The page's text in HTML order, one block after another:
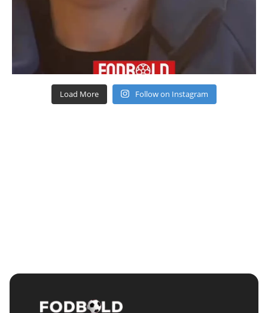
Load More Follow on Instagram